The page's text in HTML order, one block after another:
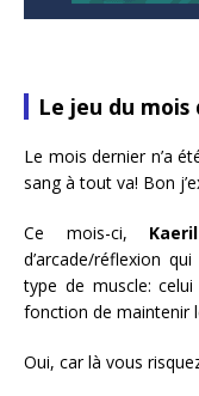
Le jeu du
Le mois dernier n’a
sang à tout va! Bon
Ce mois-ci, Kaeril
d’arcade/réflexion
type de muscle:
fonction de maintenir
Oui, car là vous